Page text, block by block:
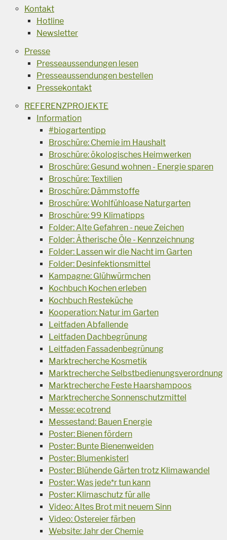
Kontakt
Hotline
Newsletter
Presse
Presseaussendungen lesen
Presseaussendungen bestellen
Pressekontakt
REFERENZPROJEKTE
Information
#biogartentipp
Broschüre: Chemie im Haushalt
Broschüre: ökologisches Heimwerken
Broschüre: Gesund wohnen - Energie sparen
Broschüre: Textilien
Broschüre: Dämmstoffe
Broschüre: Wohlfühloase Naturgarten
Broschüre: 99 Klimatipps
Folder: Alte Gefahren - neue Zeichen
Folder: Ätherische Öle - Kennzeichnung
Folder: Lassen wir die Nacht im Garten
Folder: Desinfektionsmittel
Kampagne: Glühwürmchen
Kochbuch Kochen erleben
Kochbuch Resteküche
Kooperation: Natur im Garten
Leitfaden Abfallende
Leitfaden Dachbegrünung
Leitfaden Fassadenbegrünung
Marktrecherche Kosmetik
Marktrecherche Selbstbedienungsverordnung
Marktrecherche Feste Haarshampoos
Marktrecherche Sonnenschutzmittel
Messe: ecotrend
Messestand: Bauen Energie
Poster: Bienen fördern
Poster: Bunte Bienenweiden
Poster: Blumenkisterl
Poster: Blühende Gärten trotz Klimawandel
Poster: Was jede*r tun kann
Poster: Klimaschutz für alle
Video: Altes Brot mit neuem Sinn
Video: Ostereier färben
Website: Jahr der Chemie